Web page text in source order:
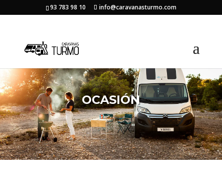
93 783 98 10 info@caravanasturmo.com
OCASIÓN